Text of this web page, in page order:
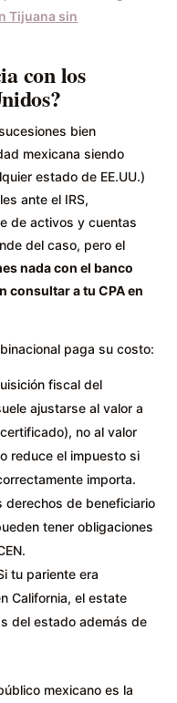
Tijuana sin
con los
bien
mexicana siendo
estado de EE.UU.)
ante el IRS,
de activos y cuentas
del caso, pero el
nada con el banco
consultar a tu CPA en
paga su costo:
fiscal del
ajustarse al valor a
no al valor
reduce el impuesto si
importa.
derechos de beneficiario
tener obligaciones
tu pariente era
California, el estate
del estado además de
mexicano es la